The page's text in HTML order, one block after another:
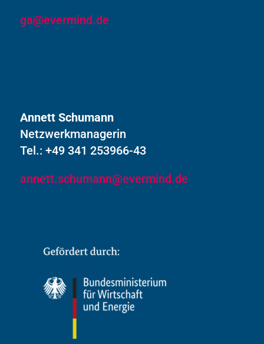
ga@evermind.de
Annett Schumann
Netzwerkmanagerin
Tel.: +49 341 253966-43
annett.schumann@evermind.de